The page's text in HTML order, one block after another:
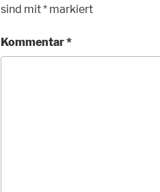
sind mit* markiert
Kommentar*